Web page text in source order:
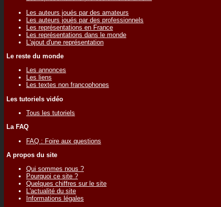
Les auteurs joués par des amateurs
Les auteurs joués par des professionnels
Les représentations en France
Les représentations dans le monde
L'ajout d'une représentation
Le reste du monde
Les annonces
Les liens
Les textes non francophones
Les tutoriels vidéo
Tous les tutoriels
La FAQ
FAQ : Foire aux questions
A propos du site
Qui sommes nous ?
Pourquoi ce site ?
Quelques chiffres sur le site
L'actualité du site
Informations légales